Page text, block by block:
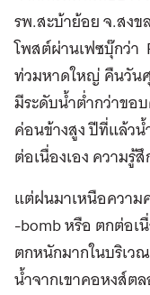
รพ.สะบ้าย้อย จ.สง
โพสต์ผ่านเฟซบุ๊กว่า
ท่วมหาดใหญ่ คืนวันศุ
มีระดับน้ำต่ำกว่าขอ
ค่อนข้างสูง ปีที่แล้ว
ต่อเนื่องเอง ความรู้
แต่ฝนมาเหนือความ
-bomb หรือ ตกต่อเ
ตกหนักมากในบริเว
น้ำจากเขาคอหงส์ต